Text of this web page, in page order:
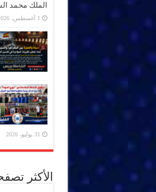
الملك محمد
1 أغسطس، 2026
31 يوليو، 2026
الأكثر